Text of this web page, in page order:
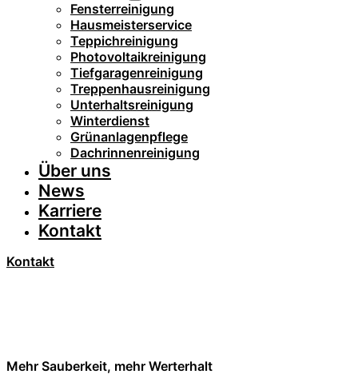
Fensterreinigung
Hausmeisterservice
Teppichreinigung
Photovoltaikreinigung
Tiefgaragenreinigung
Treppenhausreinigung
Unterhaltsreinigung
Winterdienst
Grünanlagenpflege
Dachrinnenreinigung
Über uns
News
Karriere
Kontakt
Kontakt
Mehr Sauberkeit, mehr Werterhalt